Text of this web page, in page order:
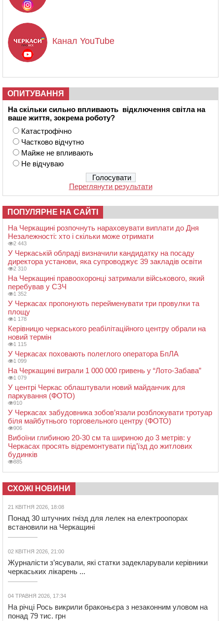
Канал YouTube
ОПИТУВАННЯ
На скільки сильно впливають відключення світла на
ваше життя, зокрема роботу?
Катастрофічно
Частково відчутно
Майже не впливають
Не відчуваю
Переглянути результати
ПОПУЛЯРНЕ НА САЙТІ
На Черкащині розпочнуть нараховувати виплати до Дня
Незалежності: хто і скільки може отримати
2 443
У Черкаській облраді визначили кандидатку на посаду
директора установи, яка супроводжує 39 закладів освіти
2 310
На Черкащині правоохоронці затримали військового, який
перебував у СЗЧ
1 352
У Черкасах пропонують перейменувати три провулки та
площу
1 178
Керівницю черкаського реабілітаційного центру обрали на
новий термін
1 115
У Черкасах поховають полеглого оператора БпЛА
1 099
На Черкащині виграли 1 000 000 гривень у “Лото-Забава”
1 079
У центрі Черкас облаштували новий майданчик для
паркування (ФОТО)
910
У Черкасах забудовника зобов’язали розблокувати тротуар
біля майбутнього торговельного центру (ФОТО)
906
Вибоїни глибиною 20-30 см та шириною до 3 метрів: у
Черкасах просять відремонтувати під’їзд до житлових
будинків
885
СХОЖІ НОВИНИ
21 КВІТНЯ 2026, 18:08
Понад 30 штучних гнізд для лелек на електроопорах
встановили на Черкащині
02 КВІТНЯ 2026, 21:00
Журналісти з’ясували, які статки задекларували керівники
черкаських лікарень ...
04 ТРАВНЯ 2026, 17:34
На річці Рось викрили браконьєра з незаконним уловом на
понад 79 тис. грн